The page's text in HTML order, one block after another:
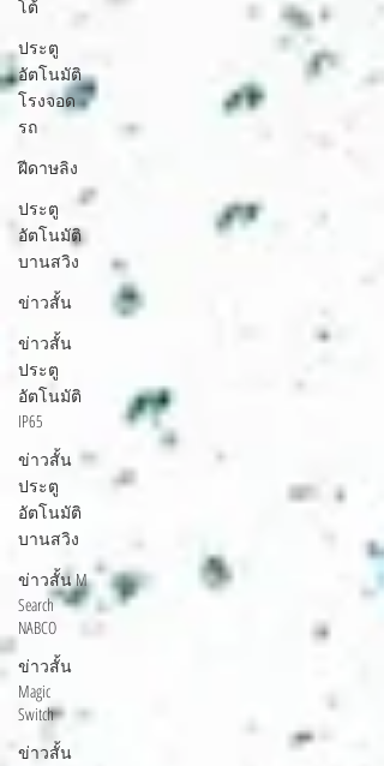
โต้
ประตู
อัตโนมัติ
โรงจอด
รถ
ฝีดาษลิง
ประตู
อัตโนมัติ
บานสวิง
ข่าวสั้น
ข่าวสั้น
ประตู
อัตโนมัติ
IP65
ข่าวสั้น
ประตู
อัตโนมัติ
บานสวิง
ข่าวสั้น M
Search
NABCO
ข่าวสั้น
Magic
Switch
ข่าวสั้น